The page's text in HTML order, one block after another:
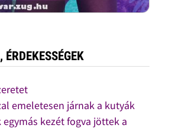
emeletesen járnak a kutyák
egymás kezét fogva jöttek a